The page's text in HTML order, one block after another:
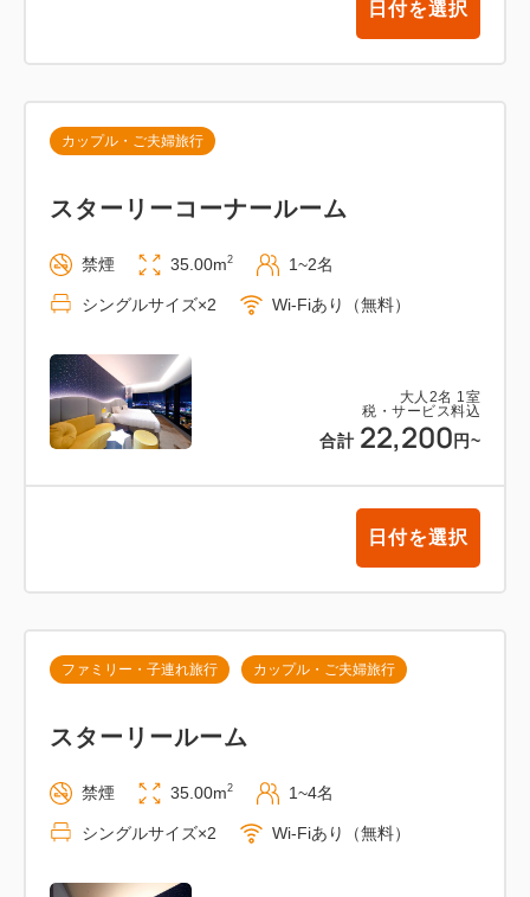
日付を選択
大人 2名 1室
税・サービス料込
合計 22,200 円~
カップル・ご夫婦旅行
スターリーコーナールーム
禁煙 35.00m2 1~2名
シングルサイズ×2 Wi-Fiあり（無料）
日付を選択
ファミリー・子連れ旅行 カップル・ご夫婦旅行
スターリールーム
禁煙 35.00m2 1~4名
シングルサイズ×2 Wi-Fiあり（無料）